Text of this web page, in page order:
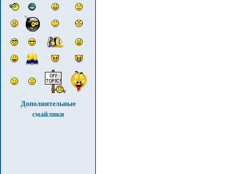
Дополнительные
смайлики